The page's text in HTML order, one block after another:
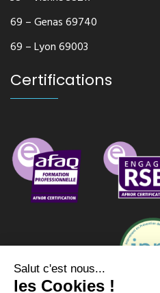
69 – Genas 69740
69 – Lyon 69003
Certifications